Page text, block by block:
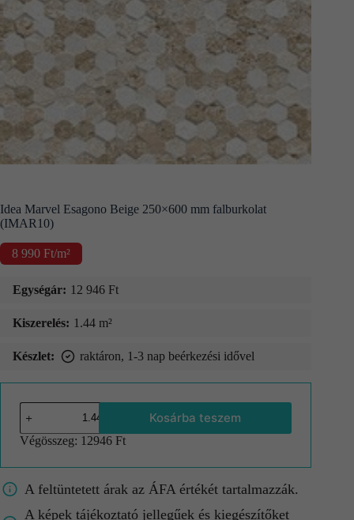
Kapcsolat
Fizetés
és
szállítás
Információk
Idea Marvel Esagono Beige 250×600 mm falburkolat
(IMAR10)
8 990 Ft/m²
Egységár: 12 946 Ft
Kiszerelés: 1.44 m²
Készlet: raktáron, 1-3 nap beérkezési idővel
Kosárba teszem
Végösszeg: 12946 Ft
A feltüntetett árak az ÁFA értékét tartalmazzák.
A képek tájékoztató jellegűek és kiegészítőket